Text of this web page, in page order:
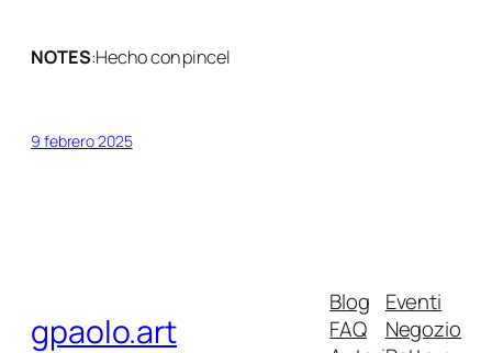
NOTES:Hecho con pincel
9 febrero 2025
gpaolo.art
Blog
FAQ
Eventi
Negozio